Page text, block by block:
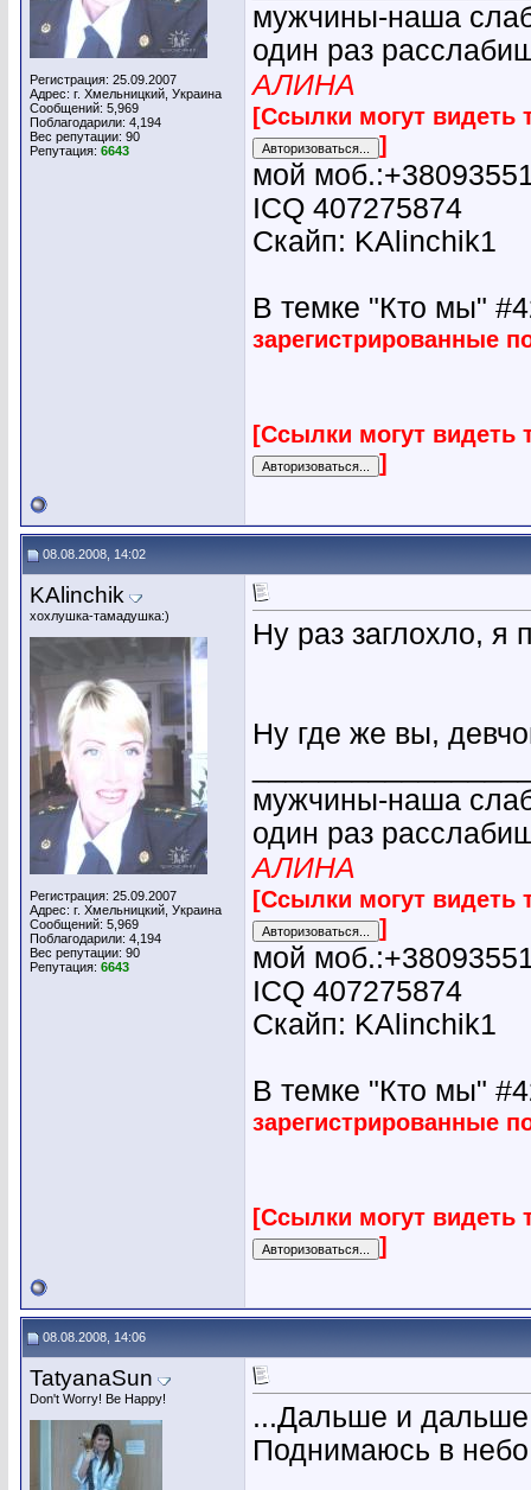
Регистрация: 25.09.2007
Адрес: г. Хмельницкий, Украина
Сообщений: 5,969
Поблагодарили: 4,194
Вес репутации: 90
Репутация: 6643
мужчины-наша
один раз
АЛИНА
[Ссылки могут видеть
]
мой
ICQ 407275874
Скайп: KAlinchik1
В темке "Кто мы"
зарегистрированные
[Ссылки могут видеть
]
08.08.2008, 14:02
KAlinchik
хохлушка-тамадушка:)
Регистрация: 25.09.2007
Адрес: г. Хмельницкий, Украина
Сообщений: 5,969
Поблагодарили: 4,194
Вес репутации: 90
Репутация: 6643
Ну раз заглохло, я
Ну где же вы,
мужчины-наша
один раз
АЛИНА
[Ссылки могут видеть
]
мой
ICQ 407275874
Скайп: KAlinchik1
В темке "Кто мы"
зарегистрированные
[Ссылки могут видеть
]
08.08.2008, 14:06
TatyanaSun
Don't Worry! Be Happy!
...Дальше и дальше
Поднимаюсь в